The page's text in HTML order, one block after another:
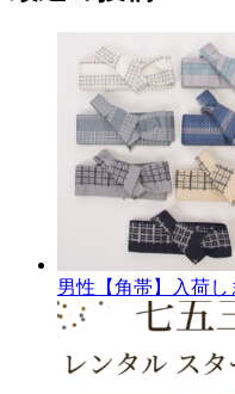
イ
男性【角帯】入荷し